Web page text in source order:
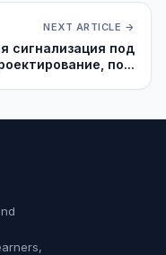
NEXT ARTICLE →
сигнализация под
по...